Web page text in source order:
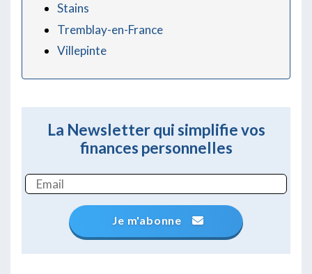
Stains
Tremblay-en-France
Villepinte
La Newsletter qui simplifie vos
finances personnelles
Je m'abonne